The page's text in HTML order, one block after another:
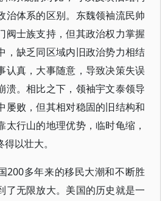
治体系的区别。东魏领袖流民帅
阀士族支持，但其政治权力掌握
，缺乏同区域内旧政治势力相结
认真，大事随意，导致决策失误
溃。相比之下，领袖宇文泰领导
屡败，但其相对稳固的旧结构和
太行山的地理优势，临时龟缩，
以壮大。
200多年来的移民大潮和不断胜
了无限放大。美国的历史就是一